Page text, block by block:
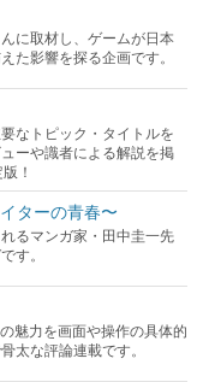
に取材し、ゲームが日本
た影響を探る企画です。
なトピック・タイトルを
ーや識者による解説を掲
！
ターの青春〜
るマンガ家・田中圭一先
す。
魅力を画面や操作の具体的
太な評論連載です。